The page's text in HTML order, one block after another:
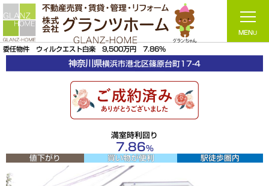
委任物件 ウィルクエスト白楽 9,500万円 7.86%
神奈川県横浜市港北区篠原台町17-4
満室時利回り
7.86％
値下がり 買い物が便利 駅徒歩圏内